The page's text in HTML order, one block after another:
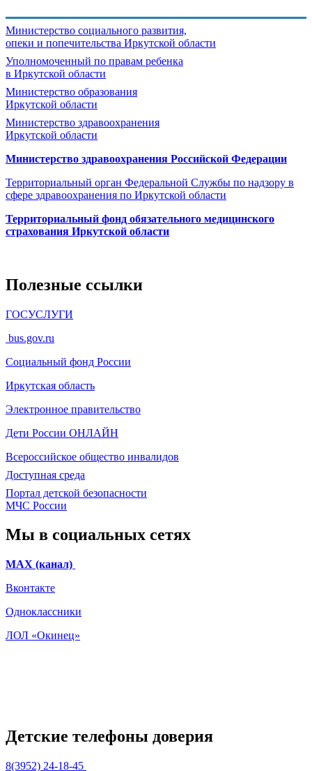
Министерство социального развития,
опеки и попечительства Иркутской области
Уполномоченный по правам ребенка
в Иркутской области
Министерство образования
Иркутской области
Министерство здравоохранения
Иркутской области
Министерство здравоохранения Росcийской Федерации
Территориальный орган Федеральной Службы по надзору в
сфере здравоохранения по Иркутской области
Территориальный фонд обязательного медицинского
страхования Иркутской области
Полезные ссылки
ГОСУСЛУГИ
bus.gov.ru
Социальный фонд России
Иркутская область
Электронное правительство
Дети России ОНЛАЙН
Всероссийское общество инвалидов
Доступная среда
Портал детской безопасности
МЧС России
Мы в социальных сетях
МАХ (канал)
Вконтакте
Одноклассники
ЛОЛ «Окинец»
Детские телефоны доверия
8(3952) 24-18-45